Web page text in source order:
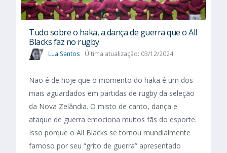
Tudo sobre o haka, a dança de guerra que o All
Blacks faz no rugby
Lua Santos Última atualização: 03/12/2024
Não é de hoje que o momento do haka é um dos
mais aguardados em partidas de rugby da seleção
da Nova Zelândia. O misto de canto, dança e
ataque de guerra emociona muitos fãs do esporte.
Isso porque o All Blacks se tornou mundialmente
famoso por seu “grito de guerra” apresentado